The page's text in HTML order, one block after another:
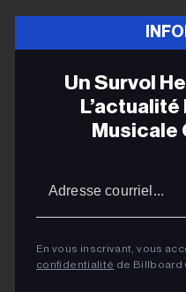
Un Survol
L’actualité
Musicale
En vous inscrivant, vous
confidentialité de Billboard